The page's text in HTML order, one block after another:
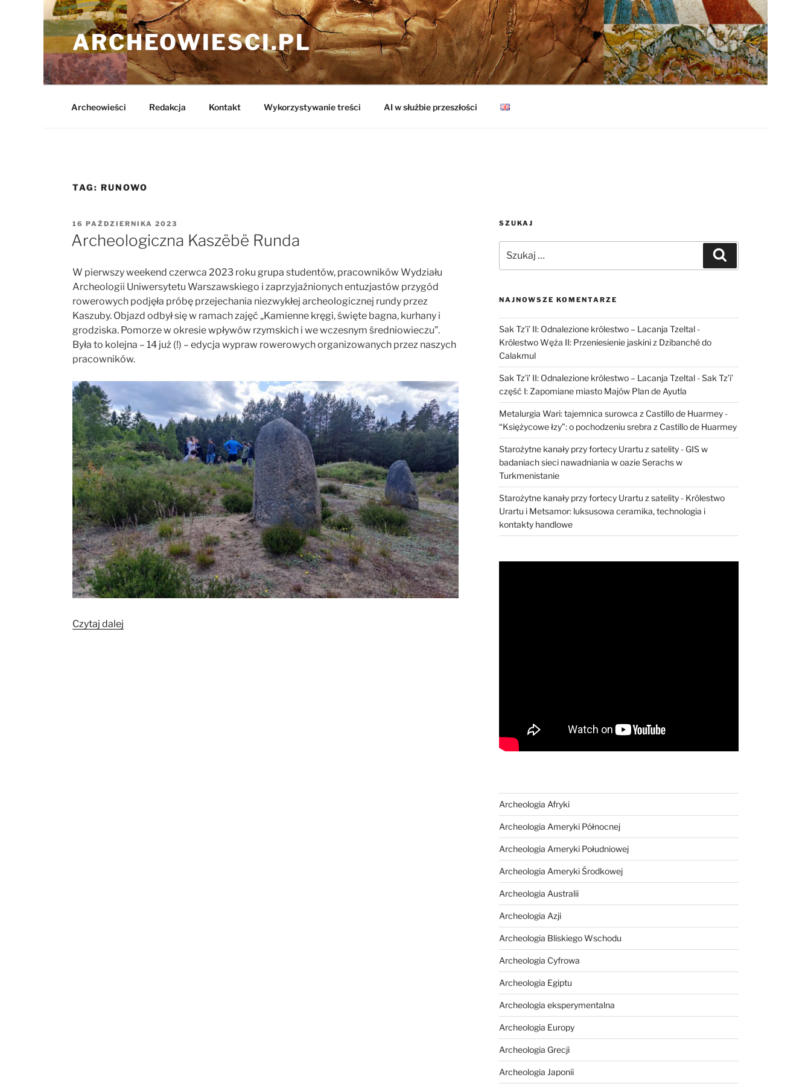
Przejdź
do
treści ARCHEOWIESCI.PL
Archeowieści Redakcja Kontakt Wykorzystywanie treści AI w służbie przeszłości
TAG: RUNOWO
OPUBLIKOWANE
W
16 PAŹDZIERNIKA 2023
Archeologiczna Kaszëbë Runda
W pierwszy weekend czerwca 2023 roku grupa studentów, pracowników Wydziału
Archeologii Uniwersytetu Warszawskiego i zaprzyjaźnionych entuzjastów przygód
rowerowych podjęła próbę przejechania niezwykłej archeologicznej rundy przez
Kaszuby. Objazd odbył się w ramach zajęć „Kamienne kręgi, święte bagna, kurhany i
grodziska. Pomorze w okresie wpływów rzymskich i we wczesnym średniowieczu”.
Była to kolejna – 14 już (!) – edycja wypraw rowerowych organizowanych przez naszych
pracowników.
Czytaj dalej
SZUKAJ
NAJNOWSZE KOMENTARZE
Sak Tz’i’ II: Odnalezione królestwo – Lacanja Tzeltal-
Królestwo Węża II: Przeniesienie jaskini z Dzibanché do
Calakmul
Sak Tz’i’ II: Odnalezione królestwo – Lacanja Tzeltal-Sak Tz’i’
część I: Zapomiane miasto Majów Plan de Ayutla
Metalurgia Wari: tajemnica surowca z Castillo de Huarmey-
“Księżycowe łzy”: o pochodzeniu srebra z Castillo de Huarmey
Starożytne kanały przy fortecy Urartu z satelity- GIS w
badaniach sieci nawadniania w oazie Serachs w
Turkmenistanie
Starożytne kanały przy fortecy Urartu z satelity- Królestwo
Urartu i Metsamor: luksusowa ceramika, technologia i
kontakty handlowe
Archeologia Afryki
Archeologia Ameryki Północnej
Archeologia Ameryki Południowej
Archeologia Ameryki Środkowej
Archeologia Australii
Archeologia Azji
Archeologia Bliskiego Wschodu
Archeologia Cyfrowa
Archeologia Egiptu
Archeologia eksperymentalna
Archeologia Europy
Archeologia Grecji
Archeologia Japonii